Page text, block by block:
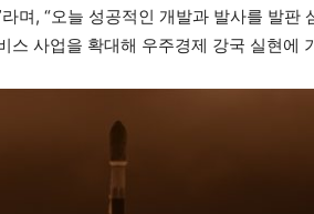
며, “오늘 성공적인 개발과 발사를 발판
스 사업을 확대해 우주경제 강국 실현에